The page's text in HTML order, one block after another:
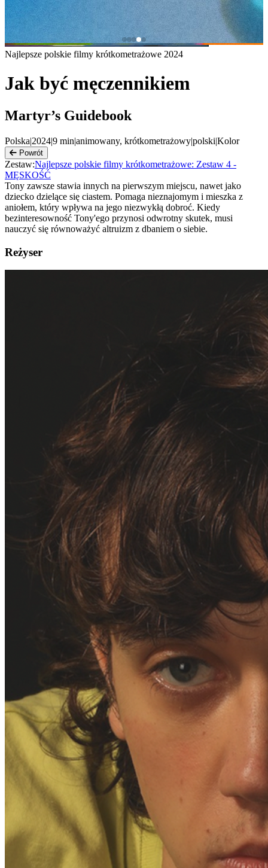
Najlepsze polskie filmy krótkometrażowe 2024
Jak być męczennikiem
Martyr’s Guidebook
Polska|2024|9 min|animowany, krótkometrażowy|polski|Kolor
Powrót
Zestaw:Najlepsze polskie filmy krótkometrażowe: Zestaw 4 -
MĘSKOŚĆ
Tony zawsze stawia innych na pierwszym miejscu, nawet jako
dziecko dzielące się ciastem. Pomaga nieznajomym i mieszka z
aniołem, który wpływa na jego niezwykłą dobroć. Kiedy
bezinteresowność Tony'ego przynosi odwrotny skutek, musi
nauczyć się równoważyć altruizm z dbaniem o siebie.
Reżyser